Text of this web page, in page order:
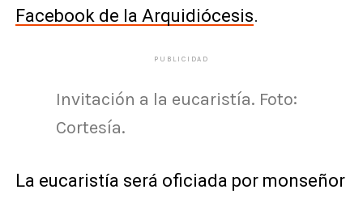
Facebook de la Arquidiócesis.
PUBLICIDAD
Invitación a la eucaristía. Foto:
Cortesía.
La eucaristía será oficiada por monseñor